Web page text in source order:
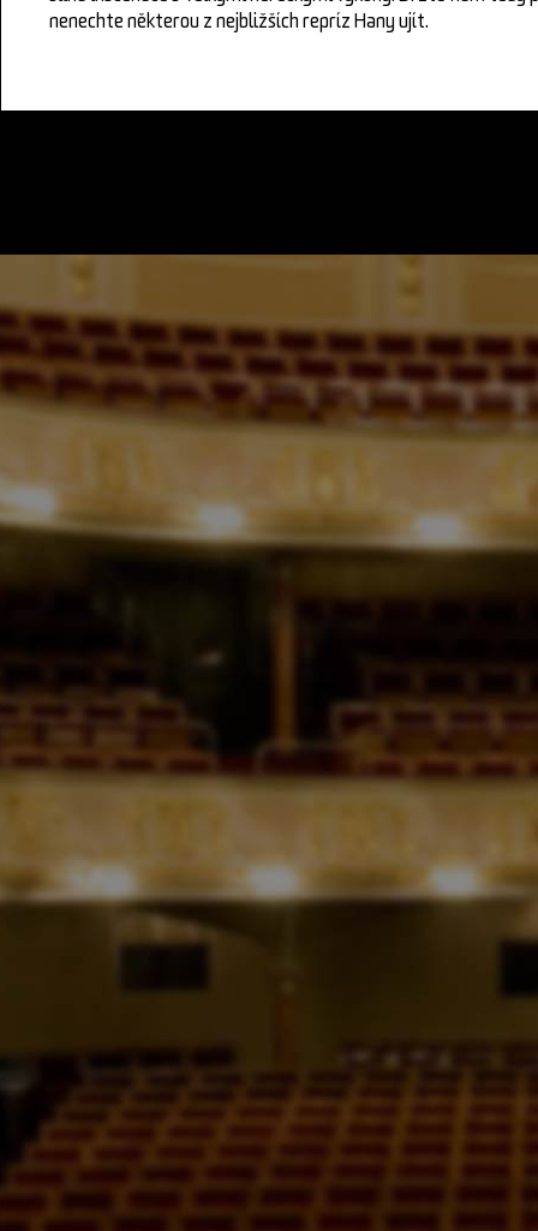
nenechte některou z nejbližších repríz Hany ujít.